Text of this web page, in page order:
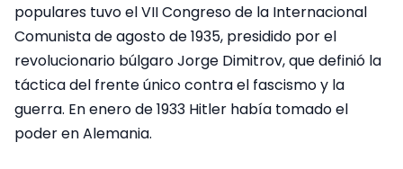
populares tuvo el VII Congreso de la Internacional
Comunista de agosto de 1935, presidido por el
revolucionario búlgaro Jorge Dimitrov, que definió la
táctica del frente único contra el fascismo y la
guerra. En enero de 1933 Hitler había tomado el
poder en Alemania.